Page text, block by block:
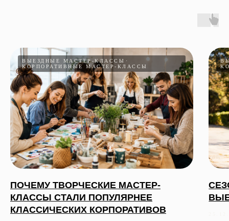
ВЫЕЗДНЫЕ МАСТЕР-КЛАССЫ
КОРПОРАТИВНЫЕ МАСТЕР-КЛАССЫ
ПОЧЕМУ ТВОРЧЕСКИЕ МАСТЕР-
КЛАССЫ СТАЛИ ПОПУЛЯРНЕЕ
КЛАССИЧЕСКИХ КОРПОРАТИВОВ